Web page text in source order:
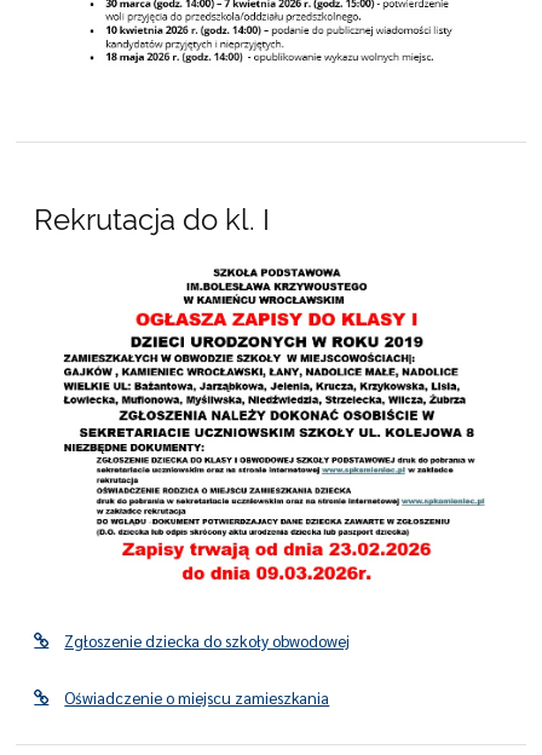
Rekrutacja do kl. I
Zgłoszenie dziecka do szkoły obwodowej
Oświadczenie o miejscu zamieszkania